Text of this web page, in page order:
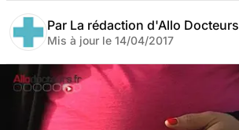
Par La rédaction d'Allo Docteurs
Mis à jour le 14/04/2017